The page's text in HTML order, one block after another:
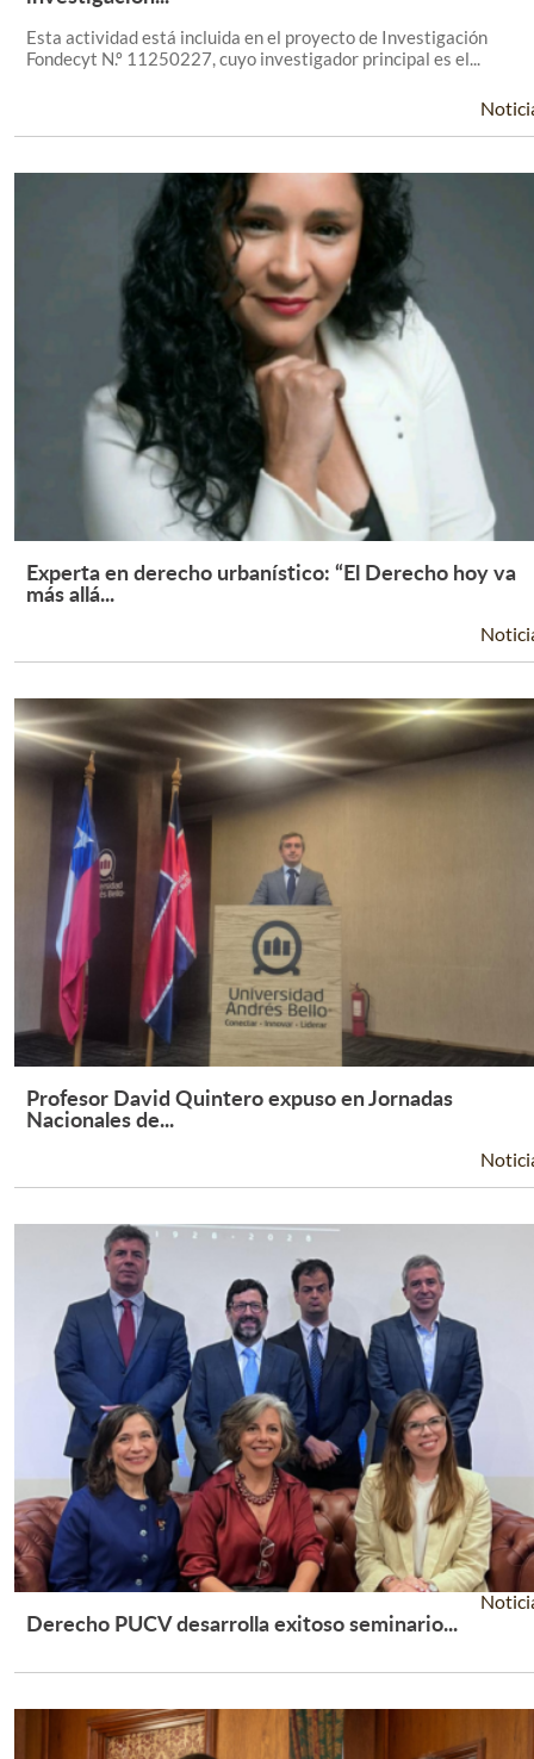
Esta actividad está incluida en el proyecto de Investigación
Fondecyt N.º 11250227, cuyo investigador principal es el...
Leer Más +
Experta en derecho urbanístico: “El Derecho hoy va
más allá...
Leer Más +
Profesor David Quintero expuso en Jornadas
Nacionales de...
Leer Más +
Derecho PUCV desarrolla exitoso seminario...